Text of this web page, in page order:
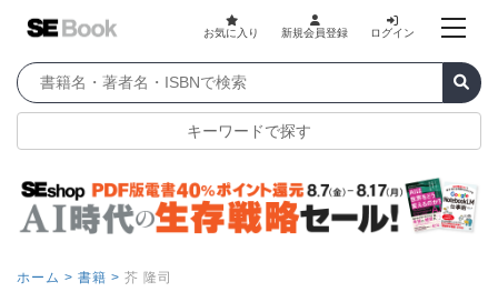
お気に入り 新規会員登録 ログイン
キーワードで探す
ホーム > 書籍 > 芥 隆司